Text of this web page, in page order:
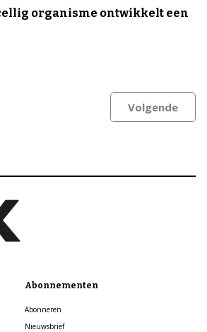
organisme ontwikkelt een
Volgende
Abonnementen
Abonneren
Nieuwsbrief